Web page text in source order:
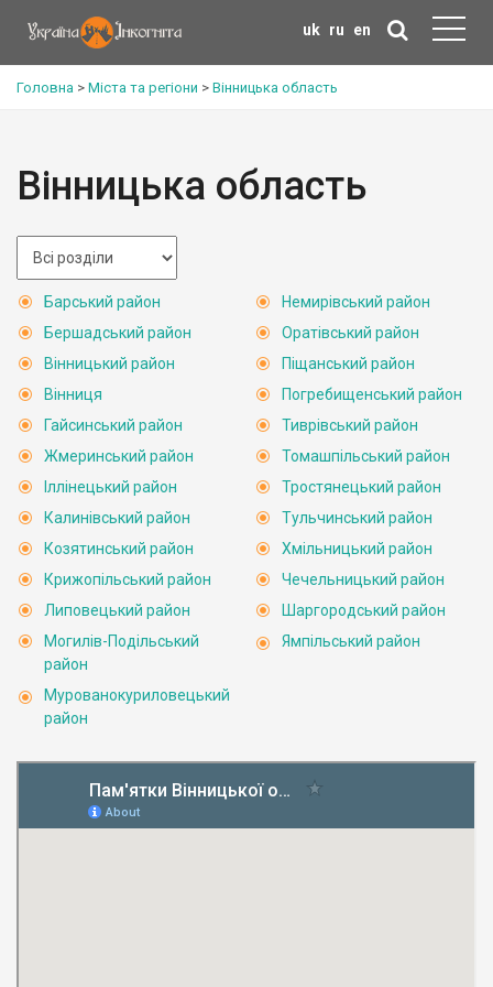
uk ru en
Головна > Міста та регіони > Вінницька область
Вінницька область
Барський район
Бершадський район
Вінницький район
Вінниця
Гайсинський район
Жмеринський район
Іллінецький район
Калинівський район
Козятинський район
Крижопільський район
Липовецький район
Могилів-Подільський
район
Мурованокуриловецький
район
Немирівський район
Оратівський район
Піщанський район
Погребищенський район
Тиврівський район
Томашпільський район
Тростянецький район
Тульчинський район
Хмільницький район
Чечельницький район
Шаргородський район
Ямпільський район